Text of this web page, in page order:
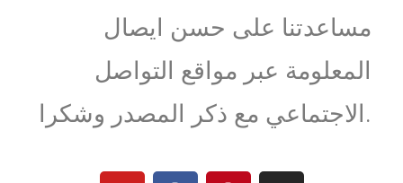
مساعدتنا على حسن ايصال
المعلومة عبر مواقع التواصل
الاجتماعي مع ذكر المصدر وشكرا.